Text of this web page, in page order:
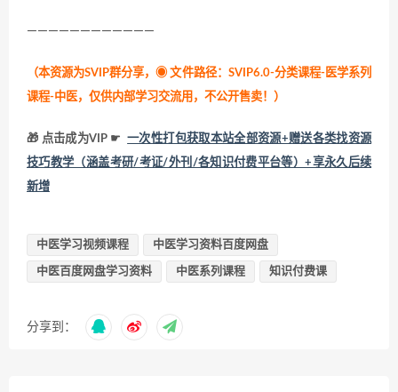
————————————
（本资源为SVIP群分享，◉ 文件路径：SVIP6.0-分类课程-医学系列
课程-中医，仅供内部学习交流用，不公开售卖！ ）
🎁 点击成为VIP ☛ 一次性打包获取本站全部资源+赠送各类找资源
技巧教学（涵盖考研/考证/外刊/各知识付费平台等）+享永久后续
新增
中医学习视频课程 中医学习资料百度网盘
中医百度网盘学习资料 中医系列课程 知识付费课
分享到：